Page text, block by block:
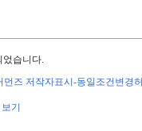
었습니다.
먼즈 저작자표시-동일조건변경
기